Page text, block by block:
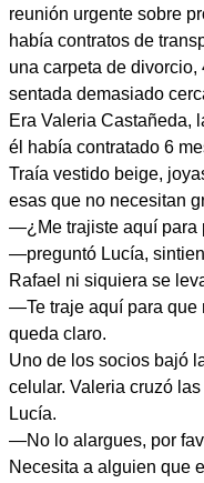
reunión urgente sobre
había contratos de
una carpeta de
sentada demasiado
Era Valeria Castañeda,
él había contratado 6
Traía vestido beige,
esas que no necesitan
—¿Me trajiste aquí para
—preguntó Lucía,
Rafael ni siquiera se
—Te traje aquí para que
queda claro.
Uno de los socios bajó
celular. Valeria cruzó
Lucía.
—No lo alargues, por
Necesita a alguien que